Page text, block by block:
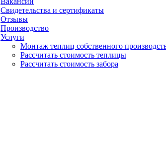
Свидетельства и сертификаты
Отзывы
Производство
Услуги
Монтаж теплиц собственного
Рассчитать стоимость теплицы
Рассчитать стоимость забора